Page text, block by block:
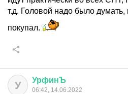
т.д. Головой надо было думать,
покупал.
У УрфинЪ
06:42, 14.06.2022